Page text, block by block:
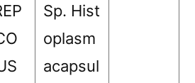
Sp. Hist
oplasm
acapsul